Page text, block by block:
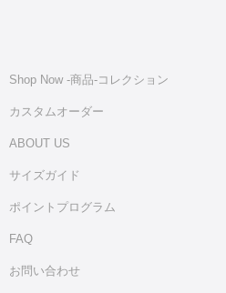
Shop Now -商品‐コレクション
カスタムオーダー
ABOUT US
サイズガイド
ポイントプログラム
FAQ
お問い合わせ